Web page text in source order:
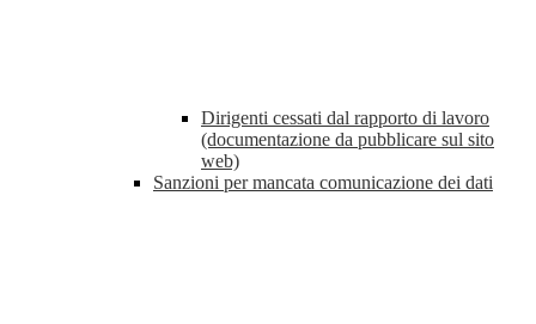
Dirigenti cessati dal rapporto di lavoro
(documentazione da pubblicare sul sito
web)
Sanzioni per mancata comunicazione dei dati